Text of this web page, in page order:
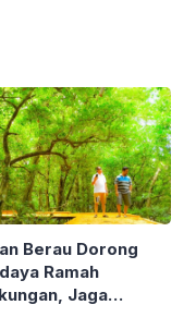
Berau Dorong
Ramah
Jaga